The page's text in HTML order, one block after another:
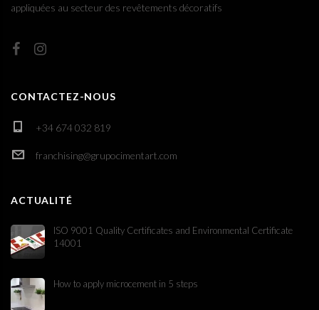
appliquées au secteur des revêtements décoratifs
CONTACTEZ-NOUS
+34 674 032 819
franchising@grupocimentart.com
ACTUALITÉ
ISO 9001 Quality Certificates and Environmental Certificate
14001
How to apply microcement in 5 steps